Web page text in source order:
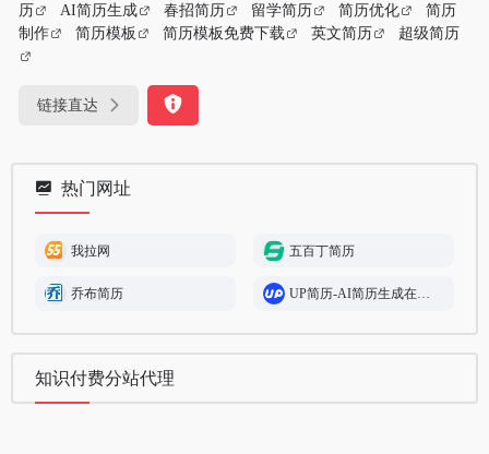
历
AI简历生成 春招简历 留学简历 简历优化
简历
制作
简历模板 简历模板免费下载 英文简历 超级简历
链接直达
热门网址
我拉网 五百丁简历
乔布简历 UP简历-AI简历生成在线制作工具
知识付费分站代理